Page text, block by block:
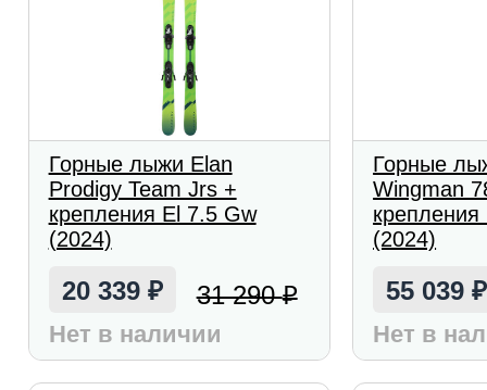
Горные лыжи Elan
Prodigy Team Jrs +
крепления El 7.5 Gw
(2024)
20 339 ₽ 31 290₽
Нет в наличии
Горные
Wingman
(2024)
55 039₽
Нет в